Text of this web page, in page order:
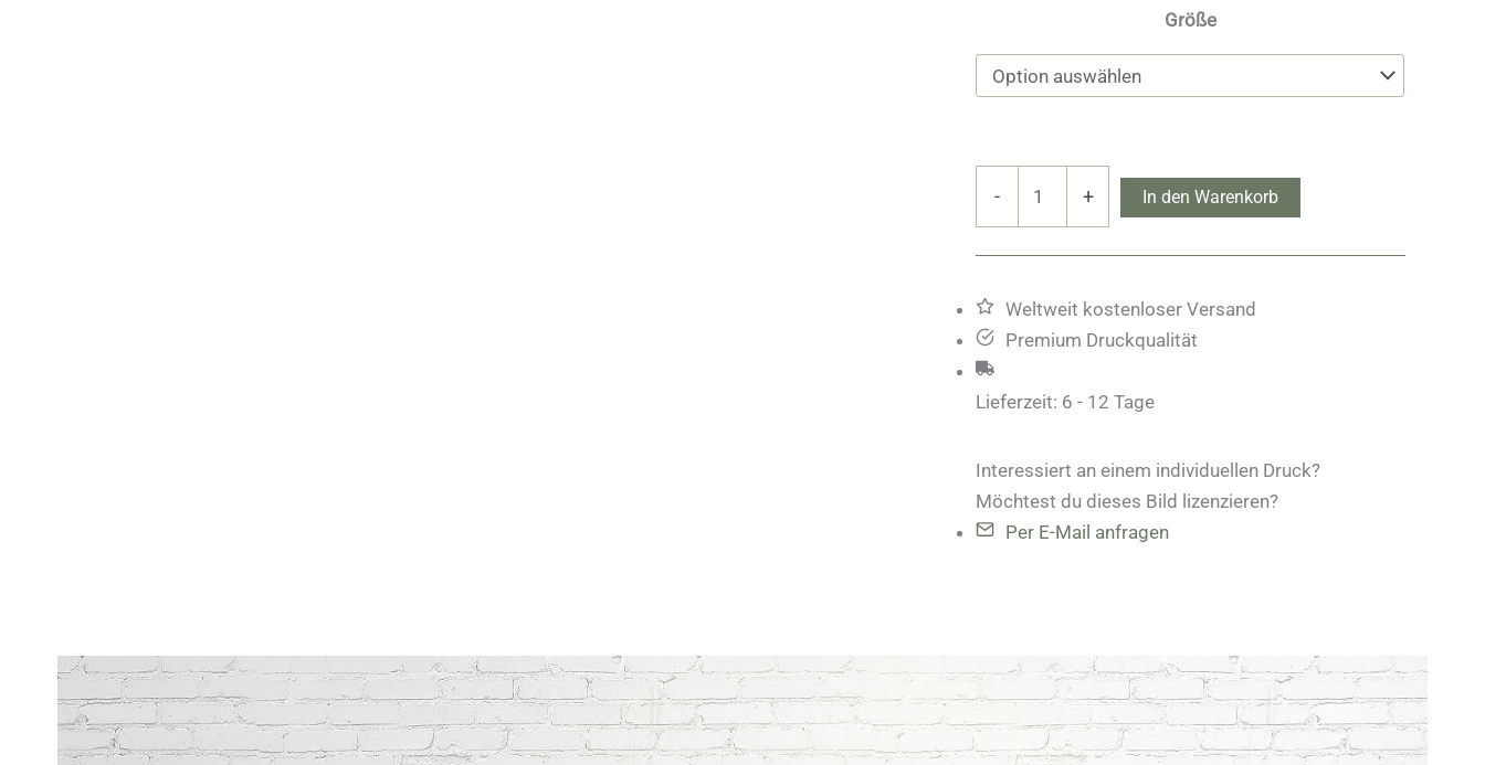
Größe
- + In den Warenkorb
Weltweit kostenloser Versand
Premium Druckqualität
Lieferzeit: 6 - 12 Tage
Interessiert an einem individuellen Druck?
Möchtest du dieses Bild lizenzieren?
Per E-Mail anfragen